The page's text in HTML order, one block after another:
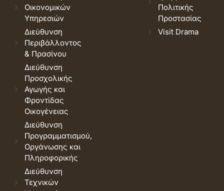
Οικονομικών
Υπηρεσιών
Διεύθυνση
Περιβάλλοντος
& Πρασίνου
Διεύθυνση
Προσχολικής
Αγωγής και
Φροντίδας
Οικογένειας
Διεύθυνση
Προγραμματισμού,
Οργάνωσης και
Πληροφορικής
Διεύθυνση
Τεχνικών
Πολιτικής
Προστασίας
Visit Drama